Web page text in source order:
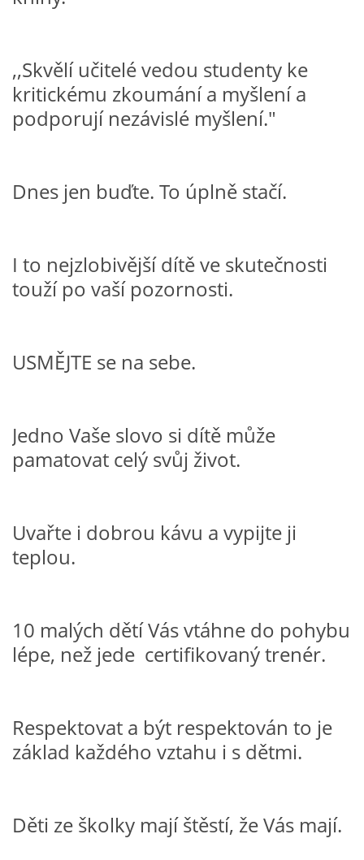
PÍSNĚ K TÉMATU LÉTO
BÁSNĚ K TÉMATU LÉTO
POHYBOVÉ AKTIVITY NA TÉMA LÉTO
POHYBOVÉ AKTIVITY NA TÉMA PODZIM
BÁSNĚ K TÉMATU ZIMA
VZDĚLÁVACÍ PLÁN OD ZÁŘÍ DO ČERVNA
SMYSLOVÁ AKTIVITA
JÓGOVÉ CVIČENÍ, TYPY, RADY, RECENZE
STÁTNÍ SVÁTKY
,,Skvělí učitelé vedou studenty ke
kritickému zkoumání a myšlení a
podporují nezávislé myšlení."
Dnes jen buďte. To úplně stačí.
I to nejzlobivější dítě ve skutečnosti
touží po vaší pozornosti.
USMĚJTE se na sebe.
Jedno Vaše slovo si dítě může
pamatovat celý svůj život.
Uvařte i dobrou kávu a vypijte ji
teplou.
10 malých dětí Vás vtáhne do pohybu
lépe, než jede certifikovaný trenér.
Respektovat a být respektován to je
základ každého vztahu i s dětmi.
Děti ze školky mají štěstí, že Vás mají.